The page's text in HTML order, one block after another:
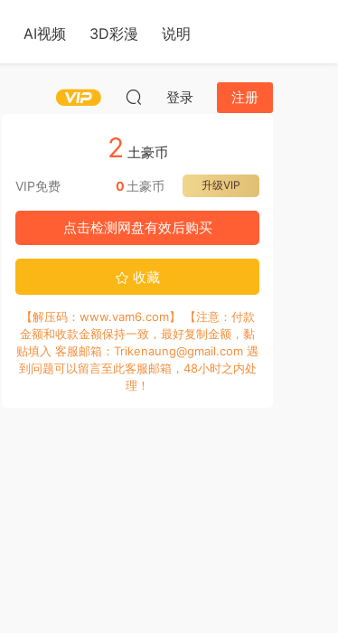
AI视频 3D彩漫 说明
登录 注册
2 土豪币
VIP免费 升级VIP
0 土豪币
点击检测网盘有效后购买
收藏
【解压码：www.vam6.com】 【注意：付款
金额和收款金额保持一致，最好复制金额，黏
贴填入 客服邮箱：Trikenaung@gmail.com 遇
到问题可以留言至此客服邮箱，48小时之内处
理！